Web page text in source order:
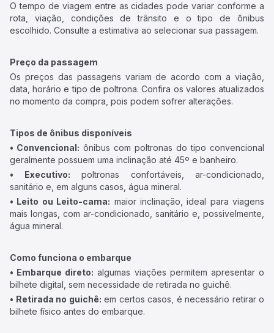
O tempo de viagem entre as cidades pode variar conforme a
rota, viação, condições de trânsito e o tipo de ônibus
escolhido. Consulte a estimativa ao selecionar sua passagem.
Preço da passagem
Os preços das passagens variam de acordo com a viação,
data, horário e tipo de poltrona. Confira os valores atualizados
no momento da compra, pois podem sofrer alterações.
Tipos de ônibus disponíveis
• Convencional: ônibus com poltronas do tipo convencional
geralmente possuem uma inclinação até 45º e banheiro.
• Executivo: poltronas confortáveis, ar-condicionado,
sanitário e, em alguns casos, água mineral.
• Leito ou Leito-cama: maior inclinação, ideal para viagens
mais longas, com ar-condicionado, sanitário e, possivelmente,
água mineral.
Como funciona o embarque
• Embarque direto: algumas viações permitem apresentar o
bilhete digital, sem necessidade de retirada no guichê.
• Retirada no guichê: em certos casos, é necessário retirar o
bilhete físico antes do embarque.